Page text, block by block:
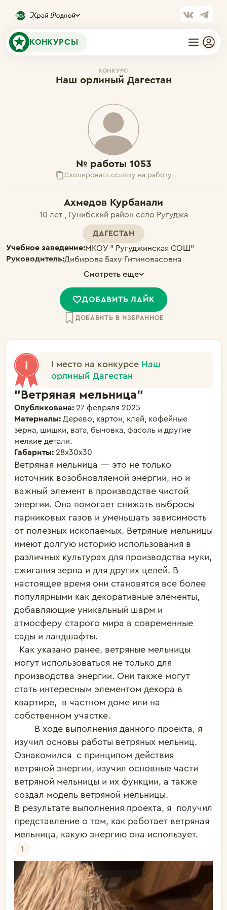
КОНКУРСЫ
КОНКУРС
Наш орлиный Дагестан
№ работы 1053
Скопировать ссылку на работу
Ахмедов Курбанали
10 лет , Гунибский район село Ругуджа
ДАГЕСТАН
Учебное заведение:МКОУ " Ругуджинская СОШ"
Руководитель:Дибирова Баху Гитиновасовна
Смотреть еще
ДОБАВИТЬ ЛАЙК
ДОБАВИТЬ В ИЗБРАННОЕ
I место на конкурсе Наш
орлиный Дагестан
"Ветряная мельница"
Опубликована: 27 февраля 2025
Материалы: Дерево, картон, клей, кофейные
зерна, шишки, вата, бычовка, фасоль и другие
мелкие детали.
Габариты: 28х30х30
Ветряная мельница — это не только
источник возобновляемой энергии, но и
важный элемент в производстве чистой
энергии. Она помогает снижать выбросы
парниковых газов и уменьшать зависимость
от полезных ископаемых. Ветряные мельницы
имеют долгую историю использования в
различных культурах для производства муки,
сжигания зерна и для других целей. В
настоящее время они становятся все более
популярными как декоративные элементы,
добавляющие уникальный шарм и
атмосферу старого мира в современные
сады и ландшафты.
могут использоваться не только для
производства энергии. Они также могут
стать интересным элементом декора в
квартире,  в частном доме или на
собственном участке.
изучил основы работы ветряных мельниц.
Ознакомился  с принципом действия
ветряной энергии, изучил основные части
ветряной мельницы и их функции, а также
создал модель ветряной мельницы.
В результате выполнения проекта, я  получил
представление о том, как работает ветряная
1